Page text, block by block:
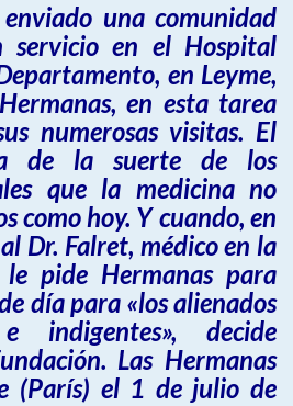
una comunidad
servicio en el Hospital
en Leyme,
en esta tarea
numerosas visitas. El
de la suerte de los
que la medicina no
como hoy. Y cuando, en
Dr. Falret, médico en la
le pide Hermanas para
día para «los alienados
e indigentes», decide
Las Hermanas
(París) el 1 de julio de